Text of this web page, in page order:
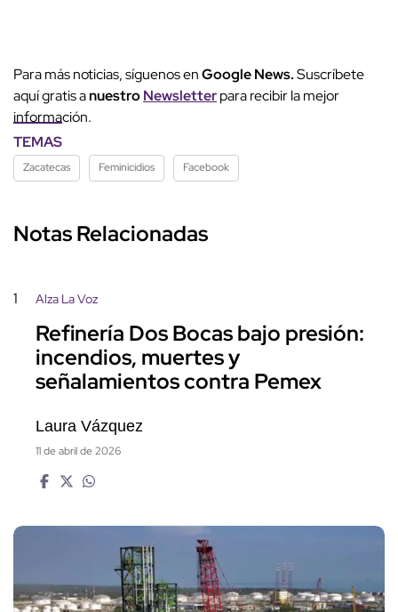
Para más noticias, síguenos enGoogle News.Suscríbete
aquí gratis anuestroNewsletterpara recibir la mejor
información.
TEMAS
Zacatecas Feminicidios Facebook
Notas Relacionadas
1 Alza La Voz
Refinería Dos Bocas bajo presión:
incendios, muertes y
señalamientos contra Pemex
Laura Vázquez
11 de abril de 2026